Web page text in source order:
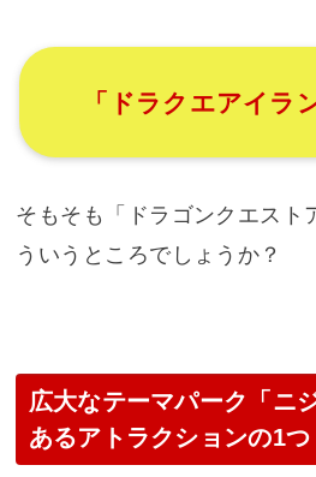
「ドラクエアイラ
そもそも「ドラゴンクエスト
ういうところでしょうか？
広大なテーマパーク「ニ
あるアトラクションの1つ